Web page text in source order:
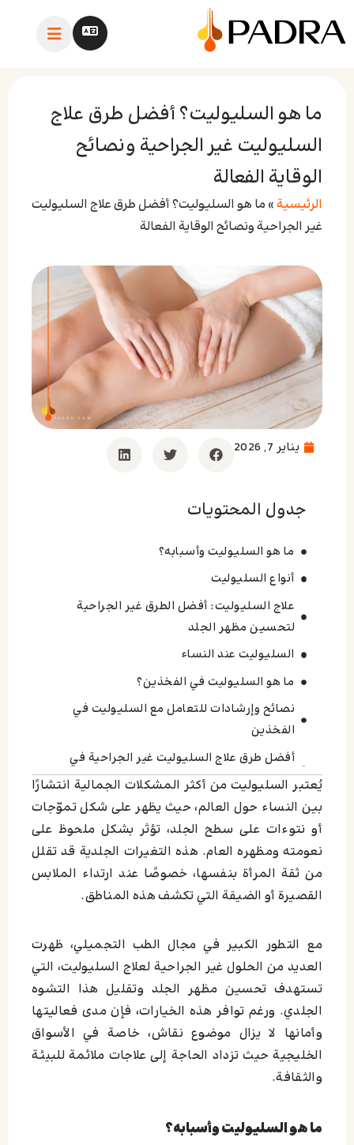
ما هو السليوليت؟ أفضل طرق علاج
السليوليت غير الجراحية ونصائح
الوقاية الفعالة
الرئيسية» ما هو السليوليت؟ أفضل طرق علاج السليوليت
غير الجراحية ونصائح الوقاية الفعالة
يناير 7, 2026
جدول المحتويات
ما هو السليوليت وأسبابه؟
أنواع السليوليت
علاج السليوليت: أفضل الطرق غير الجراحية
لتحسين مظهر الجلد
السليوليت عند النساء
ما هو السليوليت في الفخذين؟
نصائح وإرشادات للتعامل مع السليوليت في
الفخذين
أفضل طرق علاج السليوليت غير الجراحية في
السوق الخليجي
خاتمة
اترك تعليقاً إلغاء الرد
يُعتبر السليوليت من أكثر المشكلات الجمالية انتشارًا
بين النساء حول العالم، حيث يظهر على شكل تموّجات
أو نتوءات على سطح الجلد، تؤثر بشكل ملحوظ على
نعومته ومظهره العام. هذه التغيرات الجلدية قد تقلل
من ثقة المرأة بنفسها، خصوصًا عند ارتداء الملابس
القصيرة أو الضيقة التي تكشف هذه المناطق.
مع التطور الكبير في مجال الطب التجميلي، ظهرت
العديد من الحلول غير الجراحية لعلاج السليوليت، التي
تستهدف تحسين مظهر الجلد وتقليل هذا التشوه
الجلدي. ورغم توافر هذه الخيارات، فإن مدى فعاليتها
وأمانها لا يزال موضوع نقاش، خاصة في الأسواق
الخليجية حيث تزداد الحاجة إلى علاجات ملائمة للبيئة
والثقافة.
ما هو السليوليت وأسبابه؟